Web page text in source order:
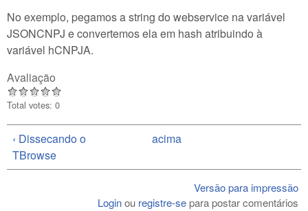
No exemplo, pegamos a string do webservice na variável
JSONCNPJ e convertemos ela em hash atribuindo à
variável hCNPJA.
Avaliação
Total votes: 0
‹ Dissecando o
TBrowse
acima
Versão para impressão
Loginou registre-separa postar comentários